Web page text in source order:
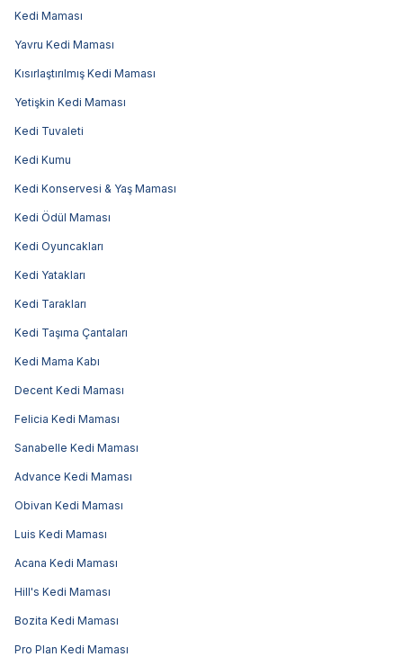
Kedi Maması
Yavru Kedi Maması
Kısırlaştırılmış Kedi Maması
Yetişkin Kedi Maması
Kedi Tuvaleti
Kedi Kumu
Kedi Konservesi & Yaş Maması
Kedi Ödül Maması
Kedi Oyuncakları
Kedi Yatakları
Kedi Tarakları
Kedi Taşıma Çantaları
Kedi Mama Kabı
Decent Kedi Maması
Felicia Kedi Maması
Sanabelle Kedi Maması
Advance Kedi Maması
Obivan Kedi Maması
Luis Kedi Maması
Acana Kedi Maması
Hill's Kedi Maması
Bozita Kedi Maması
Pro Plan Kedi Maması